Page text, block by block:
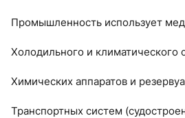
Промышленность использует
Холодильного и климатического
Химических аппаратов и
Транспортных систем